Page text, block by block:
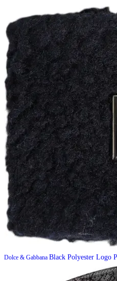
Dolce & Gabbana Black Polyester Logo